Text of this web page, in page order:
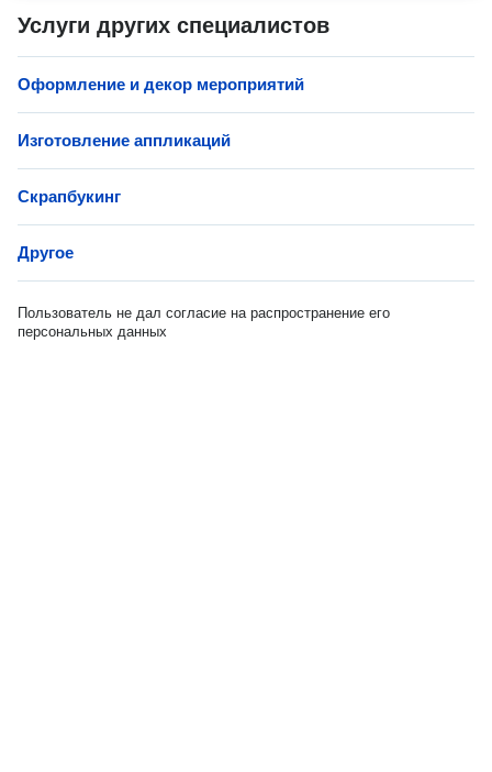
Услуги других специалистов
Оформление и декор мероприятий
Изготовление аппликаций
Скрапбукинг
Другое
Пользователь не дал согласие на распространение его
персональных данных